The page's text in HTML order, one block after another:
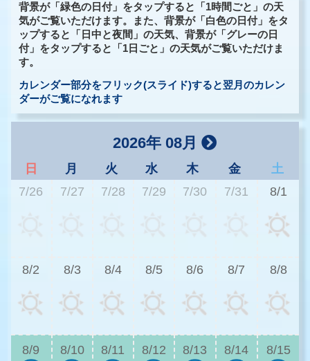
背景が「緑色の日付」をタップすると「1時間ごと」の天
気がご覧いただけます。また、背景が「白色の日付」をタ
ップすると「日中と夜間」の天気、背景が「グレーの日
付」をタップすると「1日ごと」の天気がご覧いただけま
す。
カレンダー部分をフリック(スライド)すると翌月のカレン
ダーがご覧になれます
2026年 08月
日 月 火 水 木 金
土
7/26
7/27 7/28 7/29 7/30 7/31 8/1
8/2 8/3 8/4 8/5 8/6 8/7 8/8
8/9 8/10 8/11 8/12 8/13 8/14 8/15